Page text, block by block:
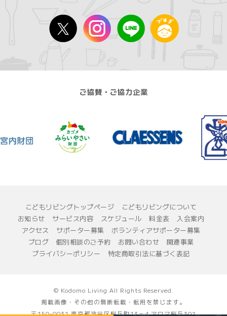
ご協賛・ご協力企業
こどもリビングトップページ
こどもリビングについて
お知らせ
サービス内容 スケジュール 料金表
入会案内
アクセス
サポーター募集
ボランティアサポーター募集
ブログ
個別相談のご予約 お問い合わせ
関連事業
プライバシーポリシー
特定商取引法に基づく表記
© Kodomo Living All Rights Reserved.
掲載画像・その他の無断転載・転用を禁じます。
〒150-0031 東京都渋谷区桜丘町13－4 アロマ桜丘301